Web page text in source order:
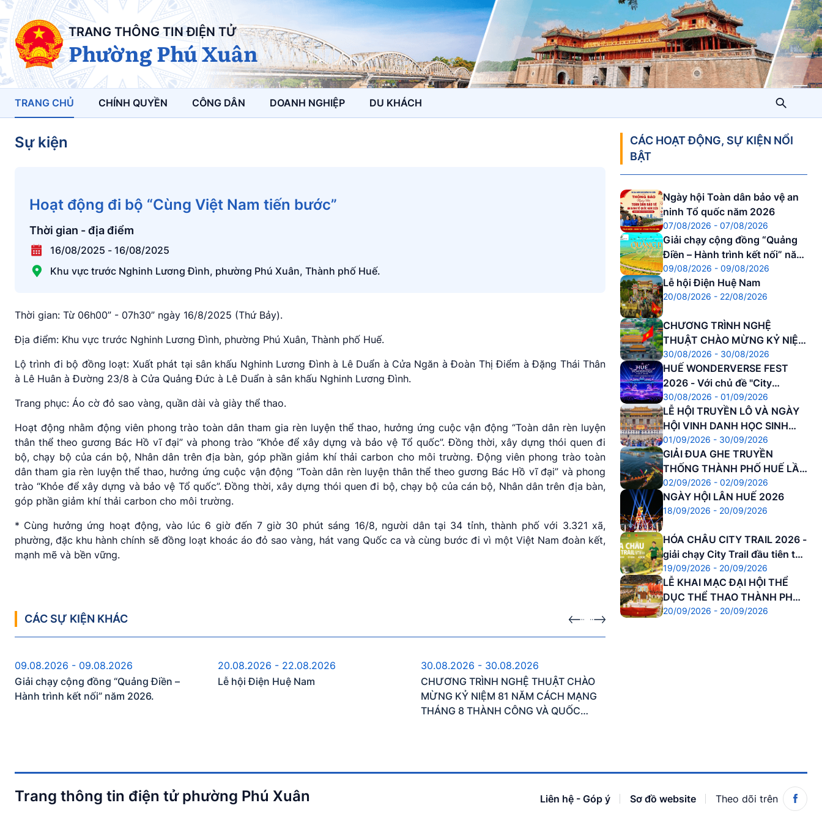
TRANG THÔNG TIN ĐIỆN TỬ
Phường Phú Xuân
TRANG CHỦ CHÍNH QUYỀN CÔNG DÂN DOANH NGHIỆP DU KHÁCH
Sự kiện
Hoạt động đi bộ “Cùng Việt Nam tiến bước”
Thời gian - địa điểm
16/08/2025 - 16/08/2025
Khu vực trước Nghinh Lương Đình, phường Phú Xuân, Thành phố Huế.
Thời gian: Từ 06h00” - 07h30” ngày 16/8/2025 (Thứ Bảy).
Địa điểm: Khu vực trước Nghinh Lương Đình, phường Phú Xuân, Thành phố Huế.
Lộ trình đi bộ đồng loạt: Xuất phát tại sân khấu Nghinh Lương Đình à Lê Duẩn à Cửa Ngăn à Đoàn Thị Điểm à Đặng Thái Thân
à Lê Huân à Đường 23/8 à Cửa Quảng Đức à Lê Duẩn à sân khấu Nghinh Lương Đình.
Trang phục: Áo cờ đỏ sao vàng, quần dài và giày thể thao.
Hoạt động nhằm động viên phong trào toàn dân tham gia rèn luyện thể thao, hưởng ứng cuộc vận động “Toàn dân rèn luyện
thân thể theo gương Bác Hồ vĩ đại” và phong trào “Khỏe để xây dựng và bảo vệ Tổ quốc”. Đồng thời, xây dựng thói quen đi
bộ, chạy bộ của cán bộ, Nhân dân trên địa bàn, góp phần giảm khí thải carbon cho môi trường. Động viên phong trào toàn
dân tham gia rèn luyện thể thao, hưởng ứng cuộc vận động “Toàn dân rèn luyện thân thể theo gương Bác Hồ vĩ đại” và phong
trào “Khỏe để xây dựng và bảo vệ Tổ quốc”. Đồng thời, xây dựng thói quen đi bộ, chạy bộ của cán bộ, Nhân dân trên địa bàn,
góp phần giảm khí thải carbon cho môi trường.
* Cùng hưởng ứng hoạt động, vào lúc 6 giờ đến 7 giờ 30 phút sáng 16/8, người dân tại 34 tỉnh, thành phố với 3.321 xã,
phường, đặc khu hành chính sẽ đồng loạt khoác áo đỏ sao vàng, hát vang Quốc ca và cùng bước đi vì một Việt Nam đoàn kết,
mạnh mẽ và bền vững.
CÁC SỰ KIỆN KHÁC
Sự kiện sắp diễn ra
09.08.2026 - 09.08.2026
Giải chạy cộng đồng “Quảng Điền –
Hành trình kết nối” năm 2026.
Sự kiện sắp diễn ra
20.08.2026 - 22.08.2026
Lễ hội Điện Huệ Nam
Sự kiện sắp diễn ra
30.08.2026 - 30.08.2026
CHƯƠNG TRÌNH NGHỆ THUẬT CHÀO
MỪNG KỶ NIỆM 81 NĂM CÁCH MẠNG
THÁNG 8 THÀNH CÔNG VÀ QUỐC
CÁC HOẠT ĐỘNG, SỰ KIỆN NỔI
BẬT
07/08/2026 - 07/08/2026
Ngày hội Toàn dân bảo vệ an
ninh Tổ quốc năm 2026
09/08/2026 - 09/08/2026
Giải chạy cộng đồng “Quảng
Điền – Hành trình kết nối” năm
2026.
20/08/2026 - 22/08/2026
Lễ hội Điện Huệ Nam
30/08/2026 - 30/08/2026
CHƯƠNG TRÌNH NGHỆ
THUẬT CHÀO MỪNG KỶ NIỆM
81 NĂM CÁCH MẠNG THÁNG
8 THÀNH CÔNG VÀ QUỐC
KHÁNH NƯỚC CNXHCN VIỆT
NAM
30/08/2026 - 01/09/2026
HUẾ WONDERVERSE FEST
2026 - Với chủ đề "City
Awakening – Đánh thức Di
sản"
01/09/2026 - 30/09/2026
LỄ HỘI TRUYỀN LÔ VÀ NGÀY
HỘI VINH DANH HỌC SINH
DANH DỰ
02/09/2026 - 02/09/2026
GIẢI ĐUA GHE TRUYỀN
THỐNG THÀNH PHỐ HUẾ LẦN
THỨ 37 NĂM 2026
18/09/2026 - 20/09/2026
NGÀY HỘI LÂN HUẾ 2026
19/09/2026 - 20/09/2026
HÓA CHÂU CITY TRAIL 2026 -
giải chạy City Trail đầu tiên tại
Cố đô
20/09/2026 - 20/09/2026
LỄ KHAI MẠC ĐẠI HỘI THỂ
DỤC THỂ THAO THÀNH PHỐ
HUẾ
Trang thông tin điện tử phường Phú Xuân Liên hệ - Góp ý Sơ đồ website Theo dõi trên